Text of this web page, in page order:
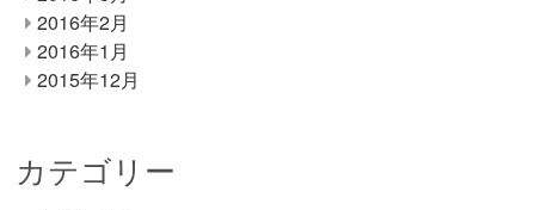
2016年2月
2016年1月
2015年12月
カテゴリー